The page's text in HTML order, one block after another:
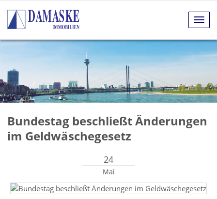
Bundestag beschließt Änderungen
im Geldwäschegesetz
24
Mai